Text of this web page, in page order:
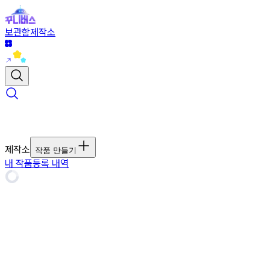
보관함제작소
제작소 작품 만들기
내 작품등록 내역